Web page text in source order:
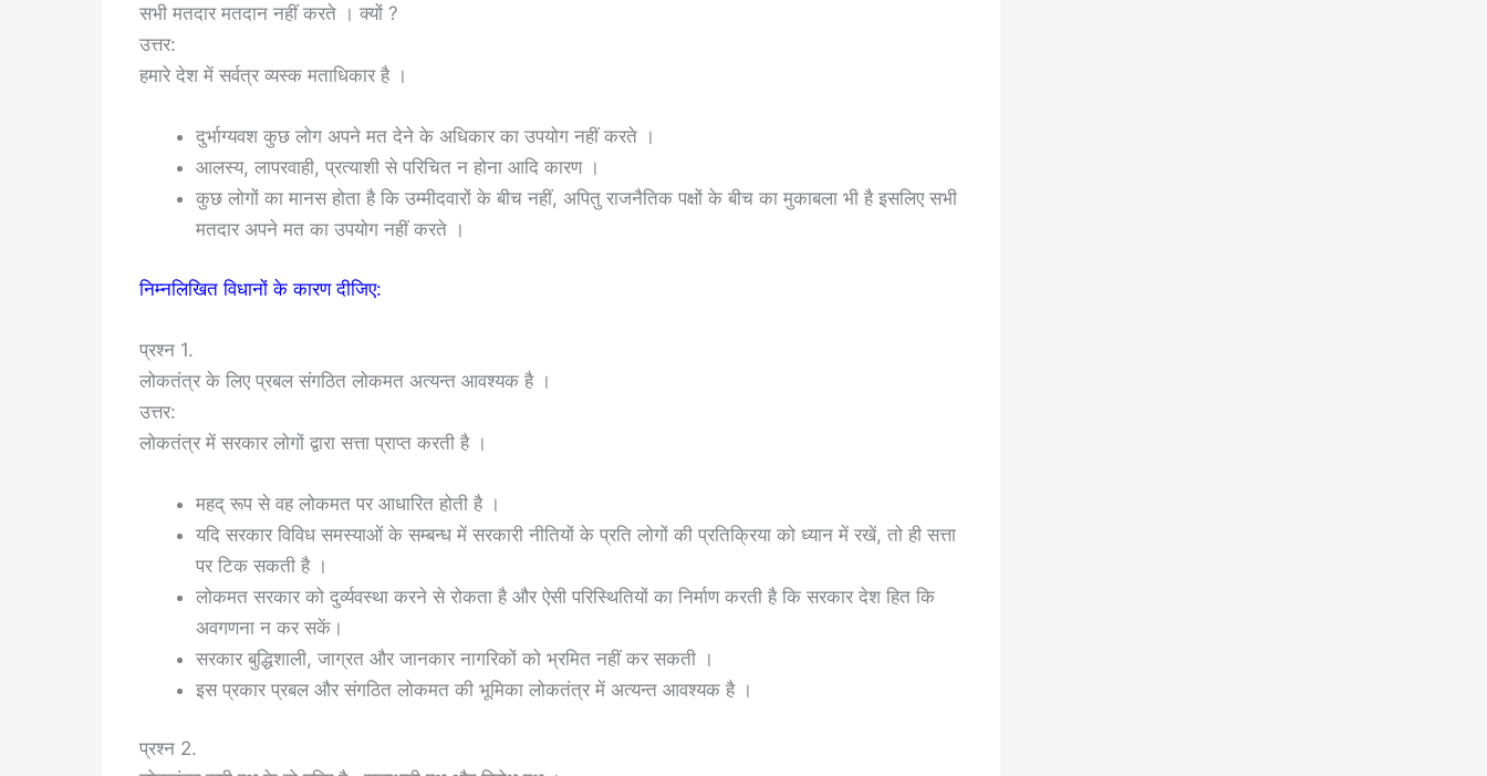
सभी मतदार मतदान नहीं करते । क्यों ?
उत्तर:
हमारे देश में सर्वत्र व्यस्क मताधिकार है ।
दुर्भाग्यवश कुछ लोग अपने मत देने के अधिकार का उपयोग नहीं करते ।
आलस्य, लापरवाही, प्रत्याशी से परिचित न होना आदि कारण ।
कुछ लोगों का मानस होता है कि उम्मीदवारों के बीच नहीं, अपितु राजनैतिक पक्षों के बीच का मुकाबला भी है इसलिए सभी
मतदार अपने मत का उपयोग नहीं करते ।
निम्नलिखित विधानों के कारण दीजिए:
प्रश्न 1.
लोकतंत्र के लिए प्रबल संगठित लोकमत अत्यन्त आवश्यक है ।
उत्तर:
लोकतंत्र में सरकार लोगों द्वारा सत्ता प्राप्त करती है ।
महद् रूप से वह लोकमत पर आधारित होती है ।
यदि सरकार विविध समस्याओं के सम्बन्ध में सरकारी नीतियों के प्रति लोगों की प्रतिक्रिया को ध्यान में रखें, तो ही सत्ता
पर टिक सकती है ।
लोकमत सरकार को दुर्व्यवस्था करने से रोकता है और ऐसी परिस्थितियों का निर्माण करती है कि सरकार देश हित कि
अवगणना न कर सकें।
सरकार बुद्धिशाली, जाग्रत और जानकार नागरिकों को भ्रमित नहीं कर सकती ।
इस प्रकार प्रबल और संगठित लोकमत की भूमिका लोकतंत्र में अत्यन्त आवश्यक है ।
प्रश्न 2.